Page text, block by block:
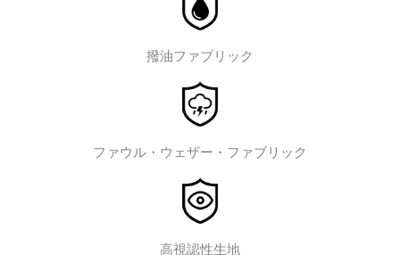
撥油ファブリック
ファウル・ウェザー・ファブリック
高視認性生地